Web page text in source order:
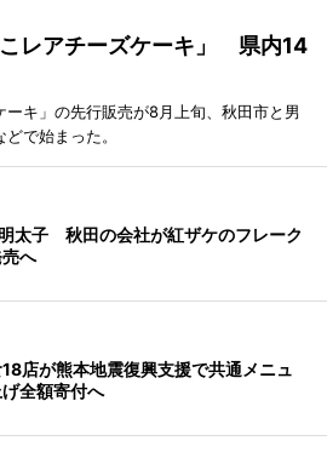
レアチーズケーキ」 県内14
ーキ」の先行販売が8月上旬、秋田市と男
で始まった。
太子 秋田の会社が紅ザケのフレーク
へ
店が熊本地震復興支援で共通メニュ
全額寄付へ